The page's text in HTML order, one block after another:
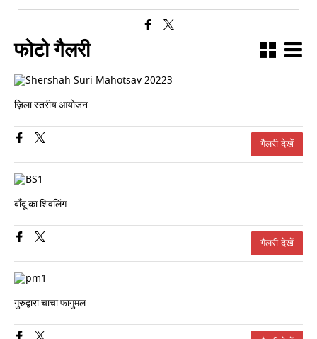
फोटो गैलरी
ज़िला स्तरीय आयोजन
गैलरी देखें
बाँदू का शिवलिंग
गैलरी देखें
गुरुद्वारा चाचा फागुमल